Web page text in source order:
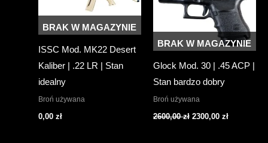
BRAK W MAGAZYNIE
ISSC Mod. MK22 Desert
Kaliber | .22 LR | Stan
idealny
Broń używana
0,00 zł
BRAK W MAGAZYNIE
Glock Mod. 30 | .45 ACP |
Stan bardzo dobry
Broń używana
2600,00zł Pierwotna
2300,00 złAktualna